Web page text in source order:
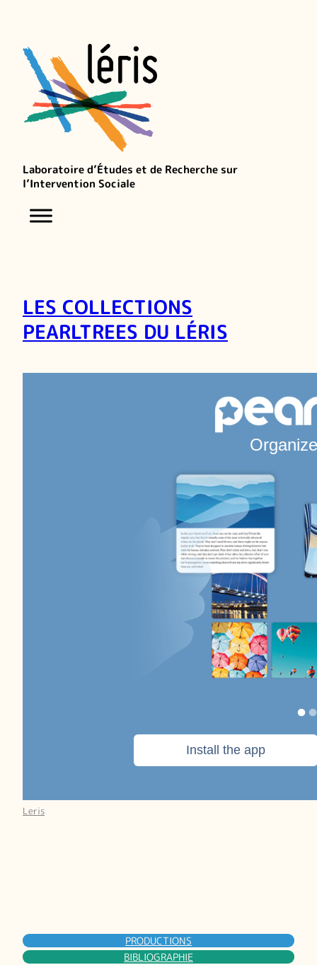
Laboratoire d’Études et de Recherche sur
l’Intervention Sociale
LES COLLECTIONS
PEARLTREES DU LÉRIS
Leris
PRODUCTIONS
BIBLIOGRAPHIE